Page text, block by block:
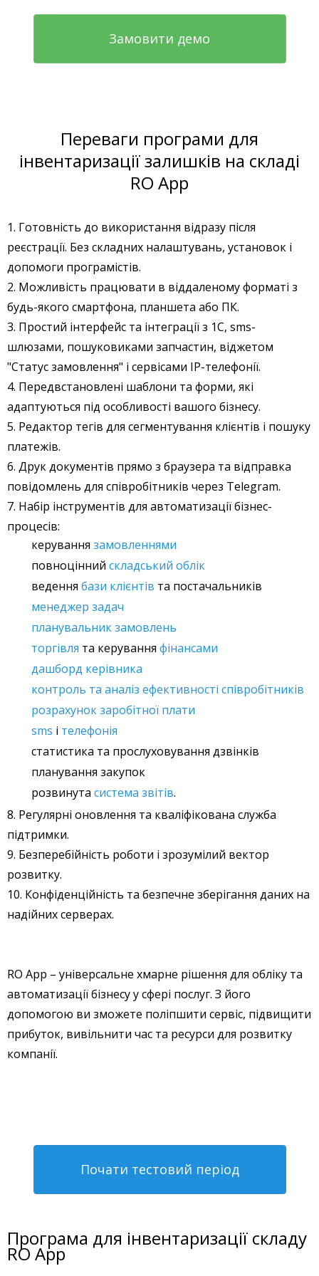
Замовити демо
Переваги програми для
інвентаризації залишків на складі
RO App
1. Готовність до використання відразу після
реєстрації. Без складних налаштувань, установок і
допомоги програмістів.
2. Можливість працювати в віддаленому форматі з
будь-якого смартфона, планшета або ПК.
3. Простий інтерфейс та інтеграції з 1С, sms-
шлюзами, пошуковиками запчастин, віджетом
"Статус замовлення" і сервісами IP-телефонії.
4. Передвстановлені шаблони та форми, які
адаптуються під особливості вашого бізнесу.
5. Редактор тегів для сегментування клієнтів і пошуку
платежів.
6. Друк документів прямо з браузера та відправка
повідомлень для співробітників через Telegram.
7. Набір інструментів для автоматизації бізнес-
процесів:
керування замовленнями
повноцінний складський облік
ведення бази клієнтів та постачальників
менеджер задач
планувальник замовлень
торгівля та керування фінансами
дашборд керівника
контроль та аналіз ефективності співробітників
розрахунок заробітної плати
sms і телефонія
статистика та прослуховування дзвінків
планування закупок
розвинута система звітів.
8. Регулярні оновлення та кваліфікована служба
підтримки.
9. Безперебійність роботи і зрозумілий вектор
розвитку.
10. Конфіденційність та безпечне зберігання даних на
надійних серверах.
RO App – універсальне хмарне рішення для обліку та
автоматизації бізнесу у сфері послуг. З його
допомогою ви зможете поліпшити сервіс, підвищити
прибуток, вивільнити час та ресурси для розвитку
компанії.
Почати тестовий період
Програма для інвентаризації складу
RO App